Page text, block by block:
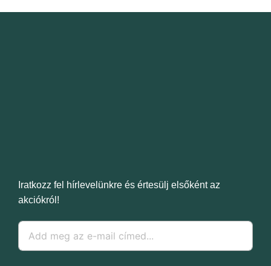
Iratkozz fel hírlevelünkre és értesülj elsőként az
akciókról!